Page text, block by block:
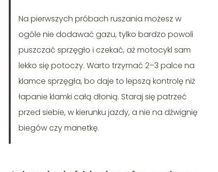
Na pierwszych próbach ruszania możesz w
ogóle nie dodawać gazu, tylko bardzo powoli
puszczać sprzęgło i czekać, aż motocykl sam
lekko się potoczy. Warto trzymać 2–3 palce na
klamce sprzęgła, bo daje to lepszą kontrolę niż
łapanie klamki całą dłonią. Staraj się patrzeć
przed siebie, w kierunku jazdy, a nie na dźwignię
biegów czy manetkę.